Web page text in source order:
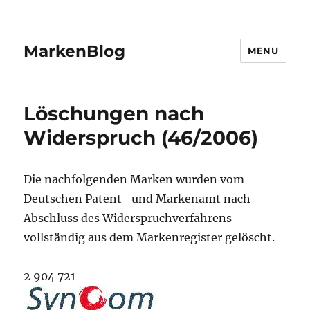
MarkenBlog MENU
Löschungen nach
Widerspruch (46/2006)
Die nachfolgenden Marken wurden vom
Deutschen Patent- und Markenamt nach
Abschluss des Widerspruchverfahrens
vollständig aus dem Markenregister gelöscht.
2 904 721